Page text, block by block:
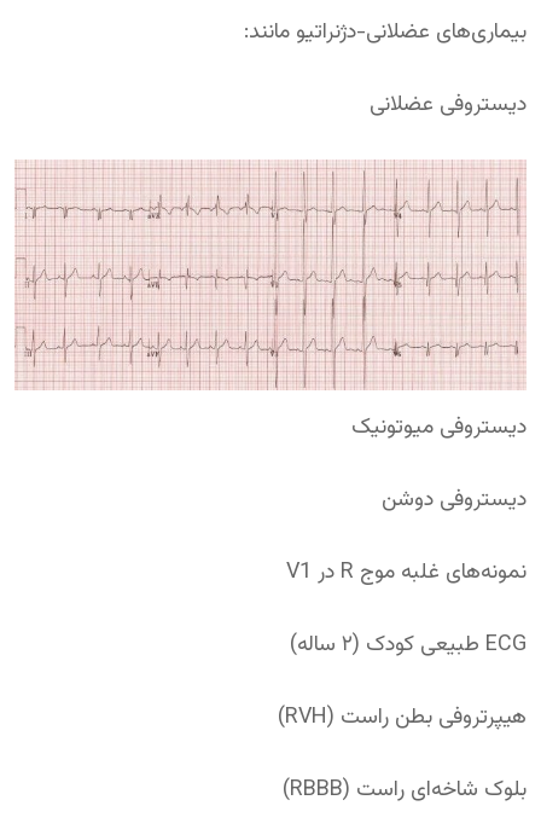
بیماری‌های عضلانی-دژنراتیو مانند:
دیستروفی عضلانی
دیستروفی میوتونیک
دیستروفی دوشن
نمونه‌های غلبه موج R در V1
ECG طبیعی کودک (۲ ساله)
هیپرتروفی بطن راست (RVH)
بلوک شاخه‌ای راست (RBBB)